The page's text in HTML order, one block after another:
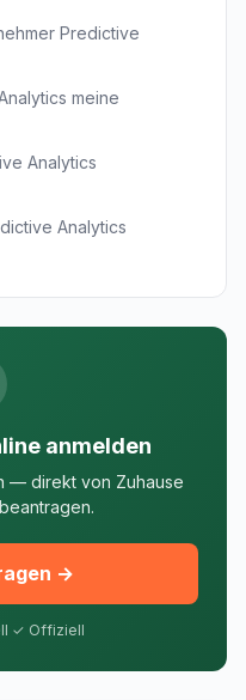
Predictive
meine
Analytics
Analytics
anmelden
— direkt von Zuhause
→
✓ Offiziell